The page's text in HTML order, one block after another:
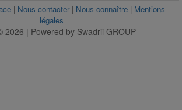
| Nous contacter| Nous connaître| Mentions
légales
2026 | Powered by Swadrii GROUP